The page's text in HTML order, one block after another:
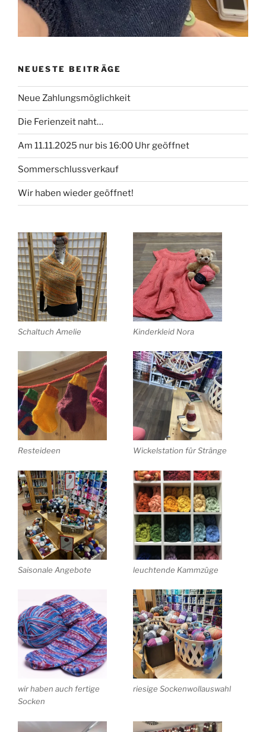
NEUESTE BEITRÄGE
Neue Zahlungsmöglichkeit
Die Ferienzeit naht…
Am 11.11.2025 nur bis 16:00 Uhr geöffnet
Sommerschlussverkauf
Wir haben wieder geöffnet!
Schaltuch Amelie Kinderkleid Nora
Resteideen Wickelstation für Stränge
Saisonale Angebote leuchtende Kammzüge
wir haben auch fertige
Socken
riesige Sockenwollauswahl